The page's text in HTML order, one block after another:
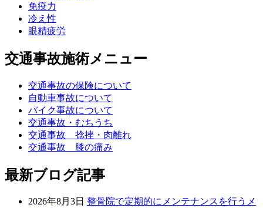
免疫力
冷え性
眼精疲労
交通事故施術メニュー
交通事故の保険について
自動車事故について
バイク事故について
交通事故・むちうち
交通事故 捻挫・肉離れ
交通事故 膝の痛み
最新ブログ記事
2026年8月3日 整骨院で定期的にメンテナンスを行うメ